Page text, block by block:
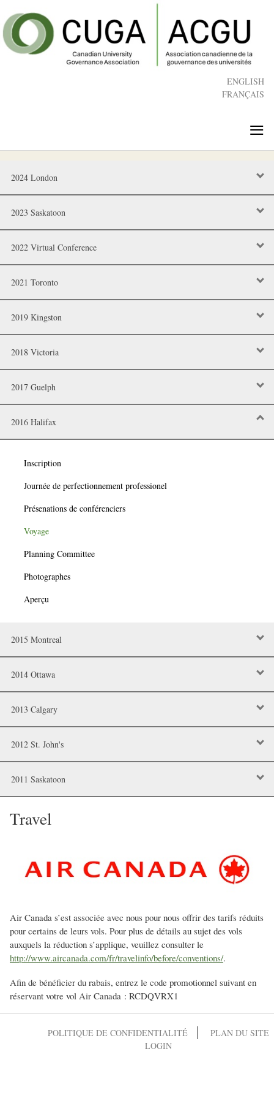
to
main
content
ENGLISH
FRANÇAIS
≡
2024 London
2023 Saskatoon
2022 Virtual Conference
2021 Toronto
2019 Kingston
2018 Victoria
2017 Guelph
2016 Halifax
Inscription
Journée de perfectionnement professionel
Présenations de conférenciers
Voyage
Planning Committee
Photographes
Aperçu
2015 Montreal
2014 Ottawa
2013 Calgary
2012 St. John's
2011 Saskatoon
Travel
Air Canada s’est associée avec nous pour nous offrir des tarifs réduits
pour certains de leurs vols. Pour plus de détails au sujet des vols
auxquels la réduction s’applique, veuillez consulter le
http://www.aircanada.com/fr/travelinfo/before/conventions/.
Afin de bénéficier du rabais, entrez le code promotionnel suivant en
réservant votre vol Air Canada : RCDQVRX1
POLITIQUE DE CONFIDENTIALITÉ
PLAN DU SITE
LOGIN